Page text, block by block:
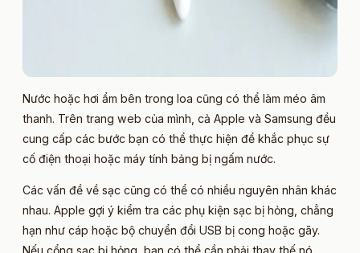
Nước hoặc hơi ẩm bên trong loa cũng có thể làm méo âm
thanh. Trên trang web của mình, cả Apple và Samsung đều
cung cấp các bước bạn có thể thực hiện để khắc phục sự
cố điện thoại hoặc máy tính bảng bị ngấm nước.
Các vấn đề về sạc cũng có thể có nhiều nguyên nhân khác
nhau. Apple gợi ý kiểm tra các phụ kiện sạc bị hỏng, chẳng
hạn như cáp hoặc bộ chuyển đổi USB bị cong hoặc gãy.